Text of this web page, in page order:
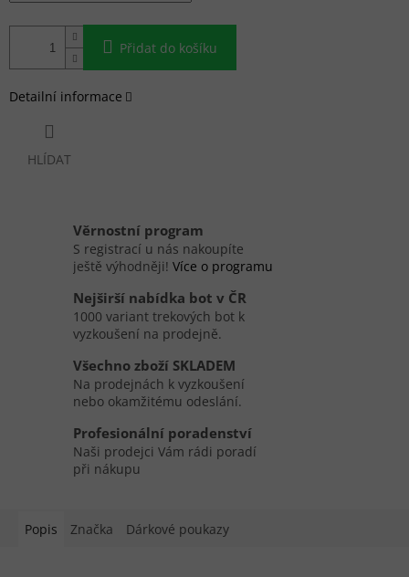
Přidat do košíku
Detailní informace
HLÍDAT
Věrnostní program
S registrací u nás nakoupíte
ještě výhodněji! Více o programu
Nejširší nabídka bot v ČR
1000 variant trekových bot k
vyzkoušení na prodejně.
Všechno zboží SKLADEM
Na prodejnách k vyzkoušení
nebo okamžitému odeslání.
Profesionální poradenství
Naši prodejci Vám rádi poradí
při nákupu
Popis Značka Dárkové poukazy